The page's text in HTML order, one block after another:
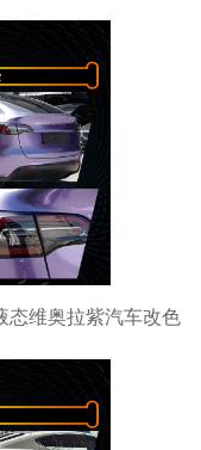
维奥拉紫汽车改色